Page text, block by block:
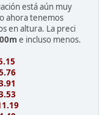
está aún muy
ahora tenemos
en altura. La preci
e incluso menos.